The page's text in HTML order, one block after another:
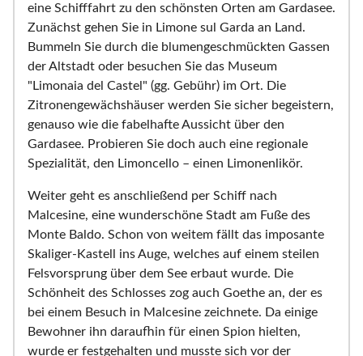
eine Schifffahrt zu den schönsten Orten am Gardasee.
Zunächst gehen Sie in Limone sul Garda an Land.
Bummeln Sie durch die blumengeschmückten Gassen
der Altstadt oder besuchen Sie das Museum
"Limonaia del Castel" (gg. Gebühr) im Ort. Die
Zitronengewächshäuser werden Sie sicher begeistern,
genauso wie die fabelhafte Aussicht über den
Gardasee. Probieren Sie doch auch eine regionale
Spezialität, den Limoncello – einen Limonenlikör.
Weiter geht es anschließend per Schiff nach
Malcesine, eine wunderschöne Stadt am Fuße des
Monte Baldo. Schon von weitem fällt das imposante
Skaliger-Kastell ins Auge, welches auf einem steilen
Felsvorsprung über dem See erbaut wurde. Die
Schönheit des Schlosses zog auch Goethe an, der es
bei einem Besuch in Malcesine zeichnete. Da einige
Bewohner ihn daraufhin für einen Spion hielten,
wurde er festgehalten und musste sich vor der